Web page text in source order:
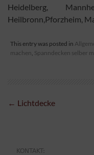
Heidelberg,
Heilbronn,Pforzheim,
This entry was posted in
machen Spanndecken selber
Post
← Lichtdecke
KONTAKT: